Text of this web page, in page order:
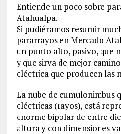
Entiende un poco sobre
Atahualpa.
Si pudiéramos resumir
pararrayos en Mercado
un punto alto, pasivo, que
y que sirva de mejor
eléctrica que producen las
La nube de cumulonimbus
eléctricas (rayos), está
enorme bipolar de entre
altura y con dimensiones